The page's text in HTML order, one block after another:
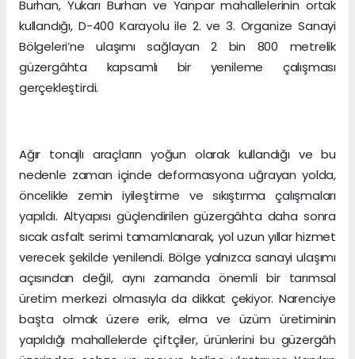
Burhan, Yukarı Burhan ve Yanpar mahallelerinin ortak
kullandığı, D-400 Karayolu ile 2. ve 3. Organize Sanayi
Bölgeleri’ne ulaşımı sağlayan 2 bin 800 metrelik
güzergâhta kapsamlı bir yenileme çalışması
gerçekleştirdi.
Ağır tonajlı araçların yoğun olarak kullandığı ve bu
nedenle zaman içinde deformasyona uğrayan yolda,
öncelikle zemin iyileştirme ve sıkıştırma çalışmaları
yapıldı. Altyapısı güçlendirilen güzergâhta daha sonra
sıcak asfalt serimi tamamlanarak, yol uzun yıllar hizmet
verecek şekilde yenilendi. Bölge yalnızca sanayi ulaşımı
açısından değil, aynı zamanda önemli bir tarımsal
üretim merkezi olmasıyla da dikkat çekiyor. Narenciye
başta olmak üzere erik, elma ve üzüm üretiminin
yapıldığı mahallelerde çiftçiler, ürünlerini bu güzergâh